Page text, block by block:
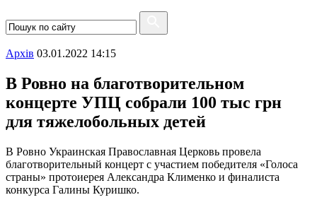
Архiв 03.01.2022 14:15
В Ровно на благотворительном
концерте УПЦ собрали 100 тыс грн
для тяжелобольных детей
В Ровно Украинская Православная Церковь провела
благотворительный концерт с участием победителя «Голоса
страны» протоиерея Александра Клименко и финалиста
конкурса Галины Куришко.